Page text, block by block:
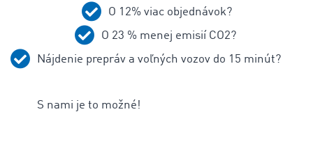
O 12% viac objednávok?
O 23 % menej emisií CO2?
Nájdenie prepráv a voľných vozov do 15 minút?
S nami je to možné!